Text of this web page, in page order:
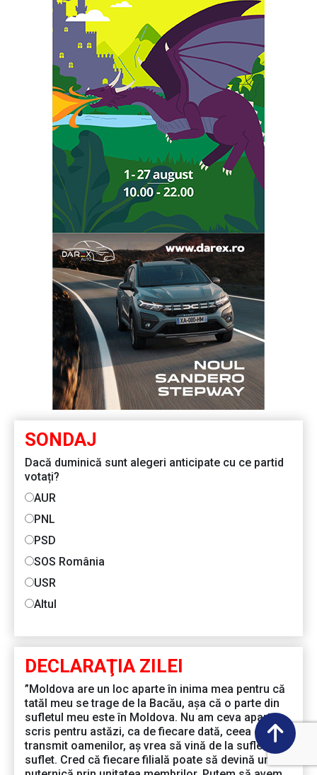
SONDAJ
Dacă duminică sunt alegeri anticipate cu ce partid
votați?
AUR
PNL
PSD
SOS România
USR
Altul
DECLARAŢIA ZILEI
”Moldova are un loc aparte în inima mea pentru că
tatăl meu se trage de la Bacău, așa că o parte din
sufletul meu este în Moldova. Nu am ceva aparte
scris pentru astăzi, ca de fiecare dată, ceea ce eu
transmit oamenilor, aș vrea să vină de la suflet la
suflet. Cred că fiecare filială poate să devină una